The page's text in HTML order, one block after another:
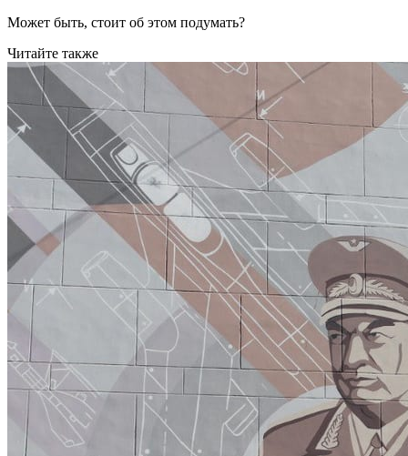
Может быть, стоит об этом подумать?
Читайте также